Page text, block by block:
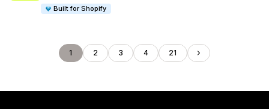
Built for Shopify
1 2 3 4 21